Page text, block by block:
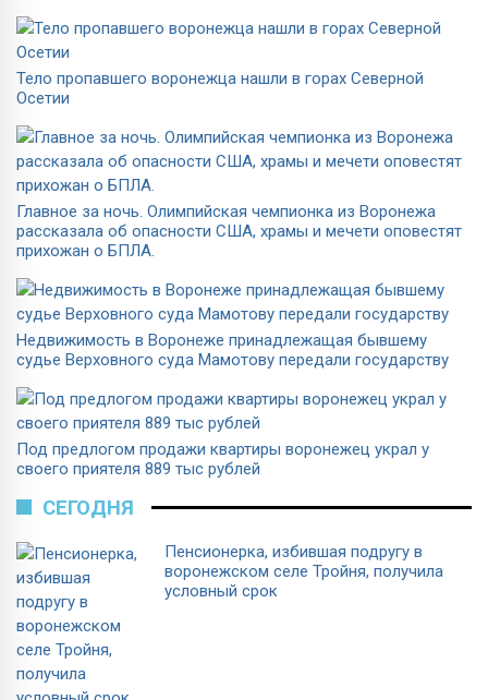
Тело пропавшего воронежца нашли в горах Северной
Осетии
Главное за ночь. Олимпийская чемпионка из Воронежа
рассказала об опасности США, храмы и мечети оповестят
прихожан о БПЛА.
Недвижимость в Воронеже принадлежащая бывшему
судье Верховного суда Мамотову передали государству
Под предлогом продажи квартиры воронежец украл у
своего приятеля 889 тыс рублей
СЕГОДНЯ
Пенсионерка, избившая подругу в
воронежском селе Тройня, получила
условный срок